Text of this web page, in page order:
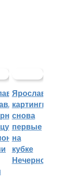
Ярославские
картингисты
снова
первые
на
кубке
Нечерноземья